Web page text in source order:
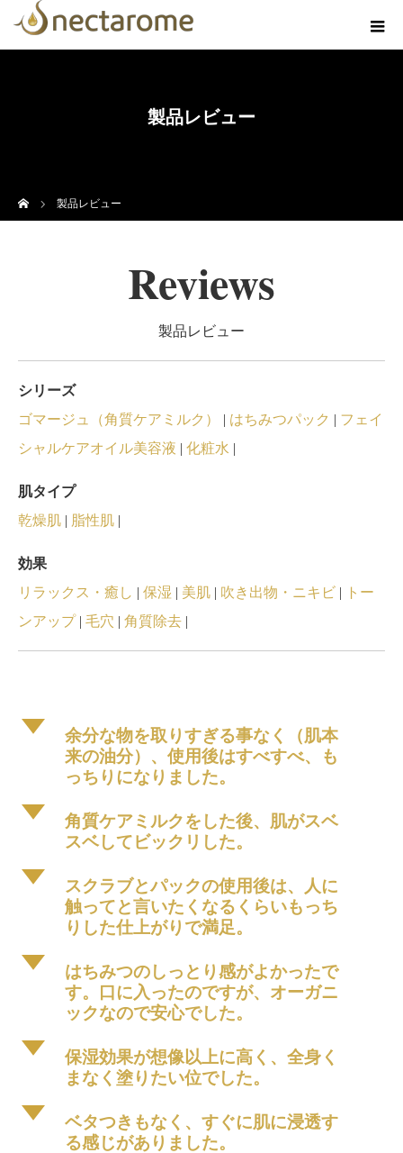
製品レビュー
製品レビュー
Reviews
製品レビュー
シリーズ
ゴマージュ（角質ケアミルク）
| はちみつパック | フェイ
シャルケアオイル美容液 | 化粧水 |
肌タイプ
乾燥肌 | 脂性肌 |
効果
リラックス・癒し | 保湿 | 美肌 | 吹き出物・ニキビ |
トー
ンアップ| 毛穴 | 角質除去 |
d
余分な物を取りすぎる事なく（肌本
来の油分）、使用後はすべすべ、も
っちりになりました。
d
角質ケアミルクをした後、肌がスベ
スベしてビックリした。
d
スクラブとパックの使用後は、人に
触ってと言いたくなるくらいもっち
りした仕上がりで満足。
d
はちみつのしっとり感がよかったで
す。口に入ったのですが、オーガニ
ックなので安心でした。
d
保湿効果が想像以上に高く、全身く
まなく塗りたい位でした。
d
ベタつきもなく、すぐに肌に浸透す
る感じがありました。